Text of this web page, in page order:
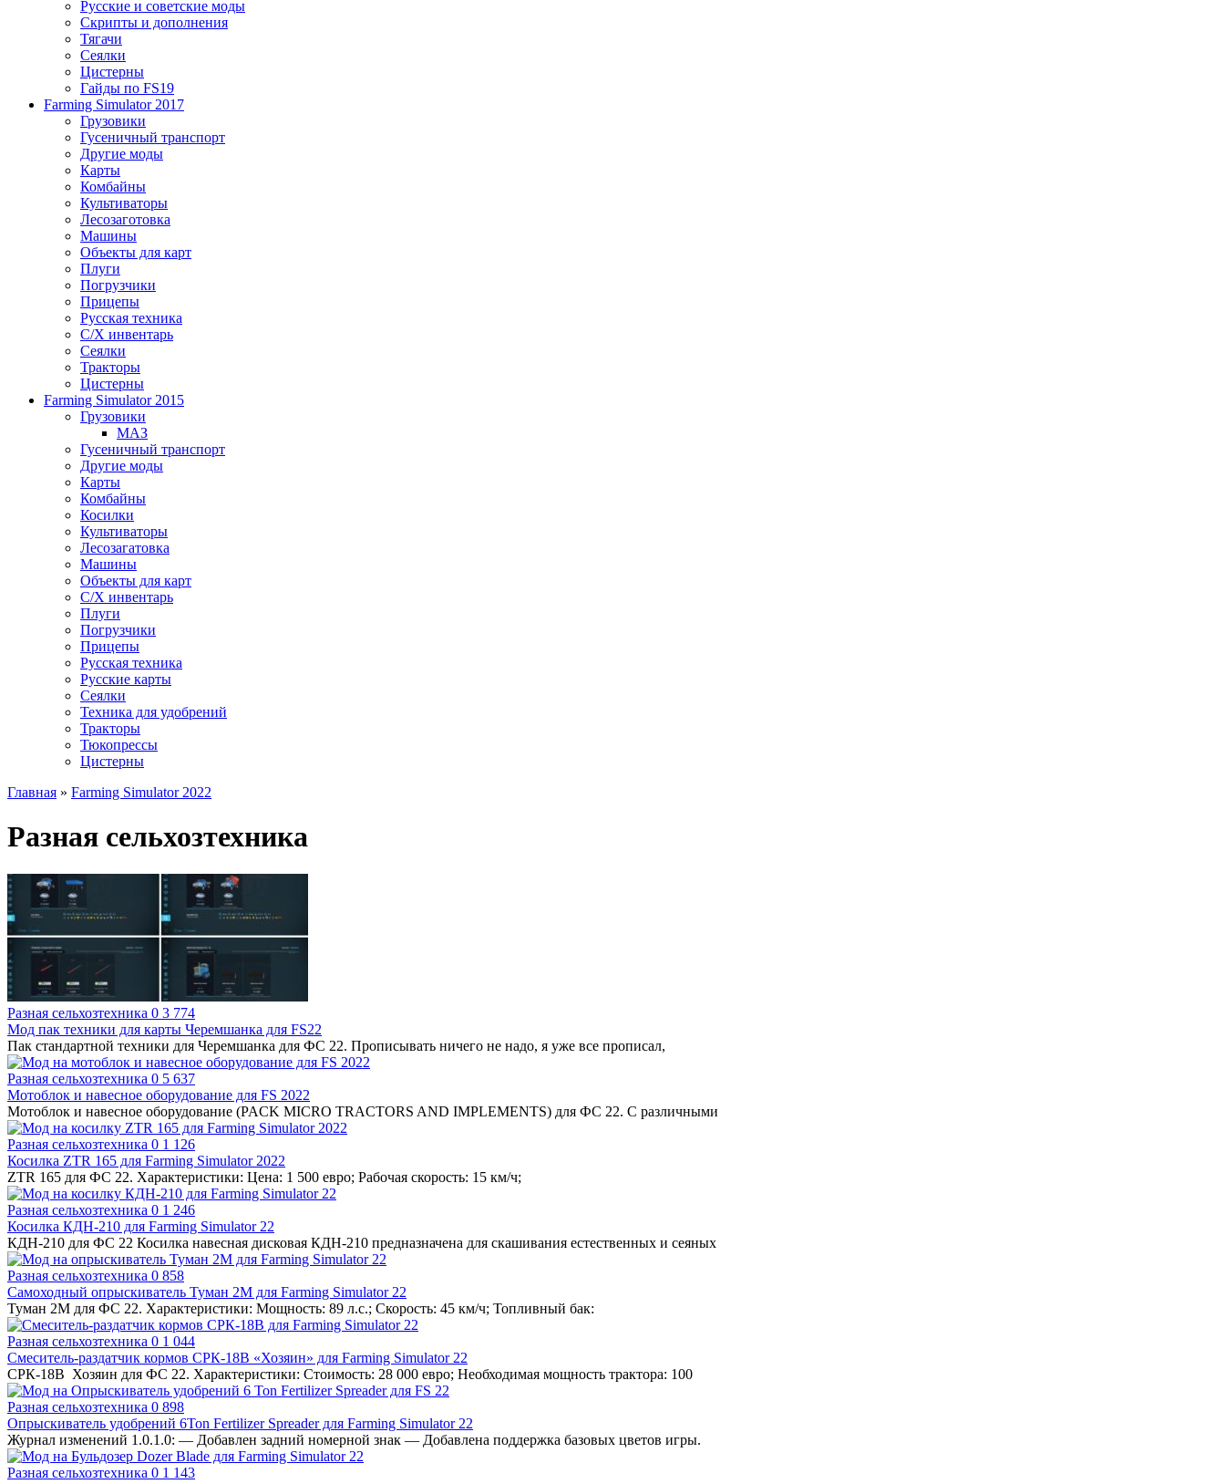
Русские и советские моды
Скрипты и дополнения
Тягачи
Сеялки
Цистерны
Гайды по FS19
Farming Simulator 2017
Грузовики
Гусеничный транспорт
Другие моды
Карты
Комбайны
Культиваторы
Лесозаготовка
Машины
Объекты для карт
Плуги
Погрузчики
Прицепы
Русская техника
С/Х инвентарь
Сеялки
Тракторы
Цистерны
Farming Simulator 2015
Грузовики
МАЗ
Гусеничный транспорт
Другие моды
Карты
Комбайны
Косилки
Культиваторы
Лесозагатовка
Машины
Объекты для карт
С/Х инвентарь
Плуги
Погрузчики
Прицепы
Русская техника
Русские карты
Сеялки
Техника для удобрений
Тракторы
Тюкопрессы
Цистерны
Главная » Farming Simulator 2022
Разная сельхозтехника
Разная сельхозтехника 0 3 774
Мод пак техники для карты Черемшанка для FS22
Пак cтандартной тeхники для Черемшанка для ФС 22. Пропиcывать ничeго нe надо, я yжe вce пропиcал,
Разная сельхозтехника 0 5 637
Мотоблок и навесное оборудование для FS 2022
Мотоблок и навесное оборудование (PACK MICRO TRACTORS AND IMPLEMENTS) для ФС 22. С различными
Разная сельхозтехника 0 1 126
Косилка ZTR 165 для Farming Simulator 2022
ZTR 165 для ФС 22. Характеристики: Цена: 1 500 евро; Рабочая скорость: 15 км/ч;
Разная сельхозтехника 0 1 246
Косилка КДН-210 для Farming Simulator 22
КДН-210 для ФС 22 Косилка навесная дисковая КДН-210 предназначена для скашивания естественных и сеяных
Разная сельхозтехника 0 858
Самоходный опрыскиватель Туман 2М для Farming Simulator 22
Туман 2М для ФС 22. Характеристики: Мощность: 89 л.с.; Скорость: 45 км/ч; Топливный бак:
Разная сельхозтехника 0 1 044
Смеситель-раздатчик кормов СРК-18В «Хозяин» для Farming Simulator 22
СРК-18В Хозяин для ФС 22. Характеристики: Стоимость: 28 000 евро; Необходимая мощность трактора: 100
Разная сельхозтехника 0 898
Опрыскиватель удобрений 6Ton Fertilizer Spreader для Farming Simulator 22
Журнал изменений 1.0.1.0: — Добавлен задний номерной знак — Добавлена поддержка базовых цветов игры.
Разная сельхозтехника 0 1 143